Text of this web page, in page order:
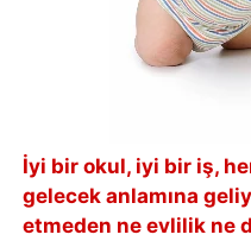
İyi bir okul, iyi bir iş,
gelecek anlamına
etmeden ne evlilik ne